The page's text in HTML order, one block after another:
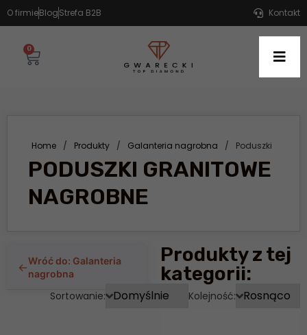
O firmieBlogStrefa B2B Kontakt
0
Home / Produkty / Galanteria nagrobna / Poduszki
PODUSZKI GRANITOWE
NAGROBNE
←Wróć do: Galanteria
nagrobna
Produkty z tej
kategorii:
Sortowanie: Kolejność: